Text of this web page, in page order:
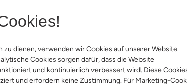
zu dienen, verwenden wir Cookies auf unserer Website.
Cookies sorgen dafür, dass die Website
und kontinuierlich verbessert wird. Diese
und erfordern keine Zustimmung. Für Marketing-
Nicht Bleichen